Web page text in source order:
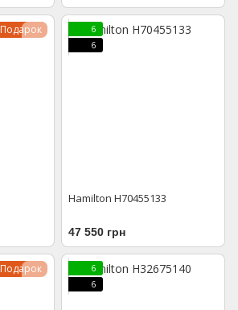
Подарок
6
6
Hamilton H70455133
47 550 грн
Подарок
6
6